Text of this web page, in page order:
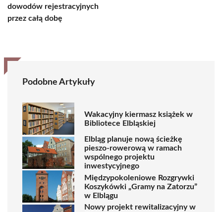
dowodów rejestracyjnych
przez całą dobę
Podobne Artykuły
Wakacyjny kiermasz książek w
Bibliotece Elbląskiej
Elbląg planuje nową ścieżkę
pieszo-rowerową w ramach
wspólnego projektu
inwestycyjnego
Międzypokoleniowe Rozgrywki
Koszykówki „Gramy na Zatorzu”
w Elblągu
Nowy projekt rewitalizacyjny w